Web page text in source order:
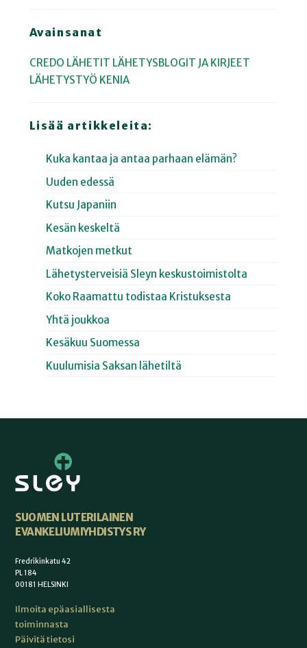
Avainsanat
CREDO LÄHETIT LÄHETYSBLOGIT JA KIRJEET
LÄHETYSTYÖ KENIA
Lisää artikkeleita:
Kuka kantaa ja antaa parhaan elämän?
Uuden edessä
Kutsu Japaniin
Kesän keskeltä
Matkojen metkut
Lähetysterveisiä Sleyn keskustoimistolta
Koko Raamattu todistaa Kristuksesta
Yhtä joukkoa
Kesäkuu Suomessa
Kuulumisia Saksan lähetiltä
SUOMEN LUTERILAINEN
EVANKELIUMIYHDISTYS RY
Fredrikinkatu 42
PL 184
00181 HELSINKI
Ilmoita epäasiallisesta
toiminnasta
Päivitä tietosi